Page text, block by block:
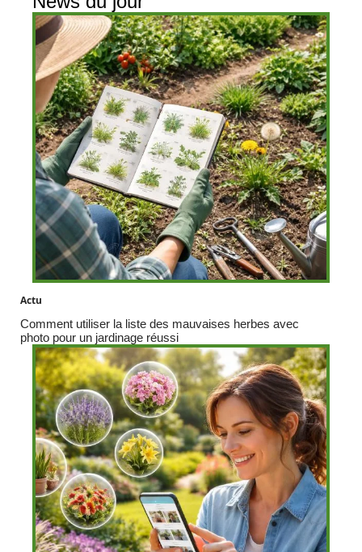
Actu
Comment utiliser la liste des mauvaises herbes avec
photo pour un jardinage réussi